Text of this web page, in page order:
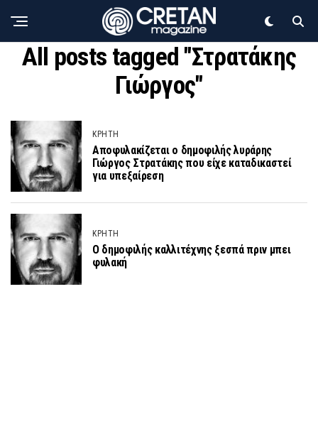
All posts tagged "Στρατάκης
Γιώργος"
ΚΡΗΤΗ
Αποφυλακίζεται ο δημοφιλής λυράρης
Γιώργος Στρατάκης που είχε καταδικαστεί
για υπεξαίρεση
ΚΡΗΤΗ
O δημοφιλής καλλιτέχνης ξεσπά πριν μπει
φυλακή